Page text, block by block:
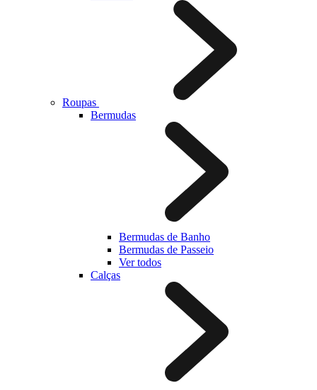
Roupas
Bermudas
Bermudas de Banho
Bermudas de Passeio
Ver todos
Calças